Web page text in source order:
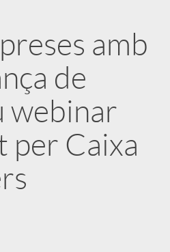
amb
de
webinar
per Caixa